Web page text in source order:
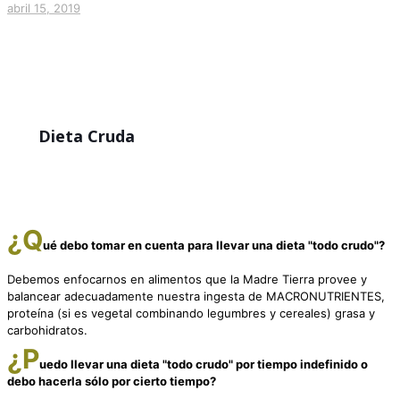
abril 15, 2019
Dieta Cruda
¿Qué debo tomar en cuenta para llevar una dieta "todo crudo"?
Debemos enfocarnos en alimentos que la Madre Tierra provee y
balancear adecuadamente nuestra ingesta de MACRONUTRIENTES,
proteína (si es vegetal combinando legumbres y cereales) grasa y
carbohidratos.
¿Puedo llevar una dieta "todo crudo" por tiempo indefinido o
debo hacerla sólo por cierto tiempo?